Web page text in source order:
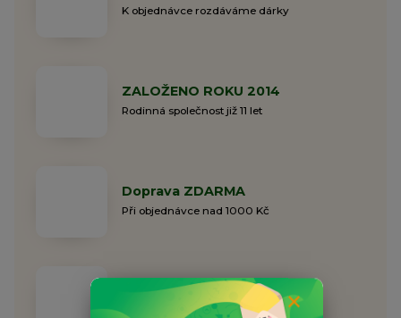
K objednávce rozdáváme dárky
ZALOŽENO ROKU 2014
Rodinná společnost již 11 let
Doprava ZDARMA
Při objednávce nad 1000 Kč
ODESLÁNÍ DO 48H
Garantujeme odeslání do 48h